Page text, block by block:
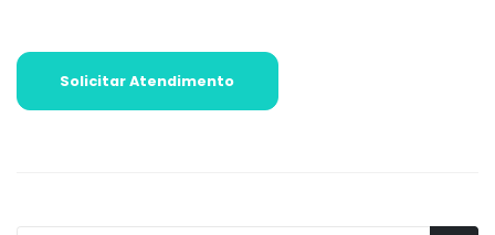
Solicitar Atendimento